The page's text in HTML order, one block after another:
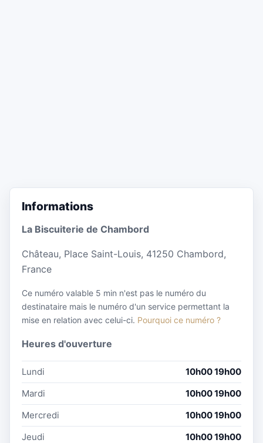
Informations
La Biscuiterie de Chambord
Château, Place Saint-Louis, 41250 Chambord,
France
Ce numéro valable 5 min n'est pas le numéro du
destinataire mais le numéro d'un service permettant la
mise en relation avec celui-ci. Pourquoi ce numéro ?
Heures d'ouverture
Lundi
10h00 19h00
Mardi
10h00 19h00
Mercredi
10h00 19h00
Jeudi
10h00 19h00